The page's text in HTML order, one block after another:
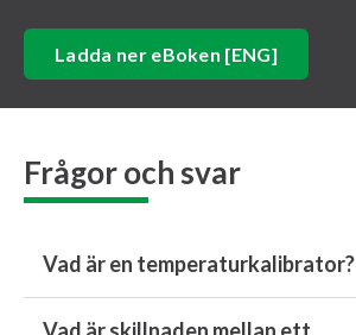
Ladda ner eBoken [ENG]
Frågor och svar
Vad är en temperaturkalibrator?